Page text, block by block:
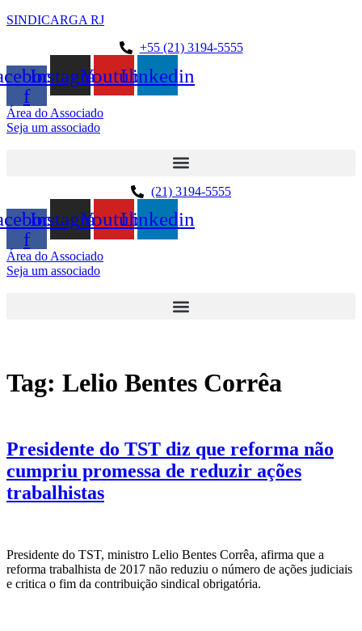
SINDICARGA RJ
+55 (21) 3194-5555
f
InstagramYoutubeLinkedin
Área do Associado
Seja um associado
(21) 3194-5555
f
InstagramYoutubeLinkedin
Área do Associado
Seja um associado
Tag: Lelio Bentes Corrêa
Presidente do TST diz que reforma não
cumpriu promessa de reduzir ações
trabalhistas
Presidente do TST, ministro Lelio Bentes Corrêa, afirma que a
reforma trabalhista de 2017 não reduziu o número de ações judiciais
e critica o fim da contribuição sindical obrigatória.